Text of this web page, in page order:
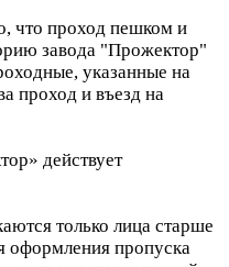
что проход пешком и
завода "Прожектор"
указанные на
проход и въезд на
действует
только лица старше
оформления пропуска